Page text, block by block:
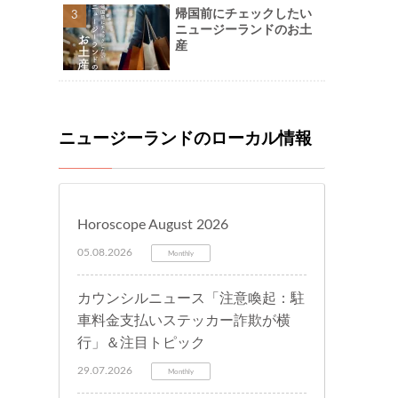
帰国前にチェックしたい
ニュージーランドのお土
産
ニュージーランドのローカル情報
Horoscope August 2026
05.08.2026 Monthly
カウンシルニュース「注意喚起：駐
車料金支払いステッカー詐欺が横
行」＆注目トピック
29.07.2026 Monthly